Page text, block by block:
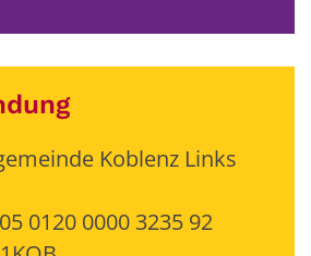
Koblenz Links
0120 0000 3235 92